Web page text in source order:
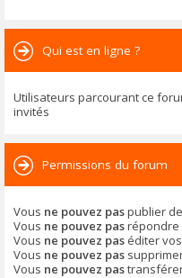
Qui est en ligne ?
Utilisateurs parcourant ce
invités
Permissions du forum
Vous ne pouvez paspublier
Vous ne pouvez pasrépondre
Vous ne pouvez pas éditer
Vous ne pouvez pas
Vous ne pouvez pas